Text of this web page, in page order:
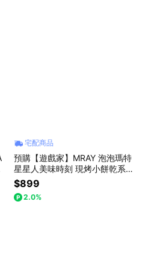
宅配商品
預購【遊戲家】MRAY 泡泡瑪特
星星人美味時刻 現烤小餅乾系列
絨毛吊飾盲盒
$899
2.0%